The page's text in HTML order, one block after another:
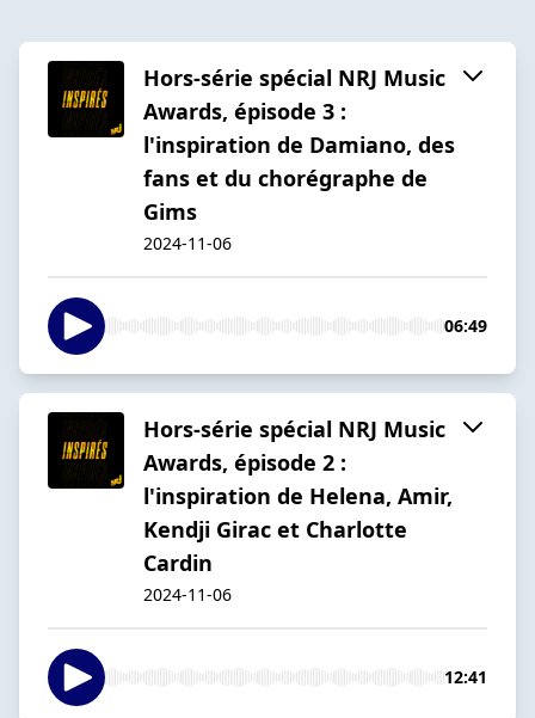
Hors-série spécial NRJ Music
Awards, épisode 3 :
l'inspiration de Damiano, des
fans et du chorégraphe de
Gims
2024-11-06
06:49
Hors-série spécial NRJ Music
Awards, épisode 2 :
l'inspiration de Helena, Amir,
Kendji Girac et Charlotte
Cardin
2024-11-06
12:41